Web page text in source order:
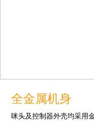
全金属机身
咪头及控制器外壳均采用